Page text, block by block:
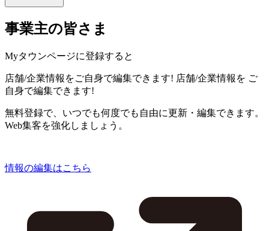
事業主の皆さま
Myタウンページに登録すると
店舗/企業情報をご自身で編集できます! 店舗/企業情報を ご
自身で編集できます!
無料登録で、いつでも何度でも自由に更新・編集できます。
Web集客を強化しましょう。
情報の編集はこちら